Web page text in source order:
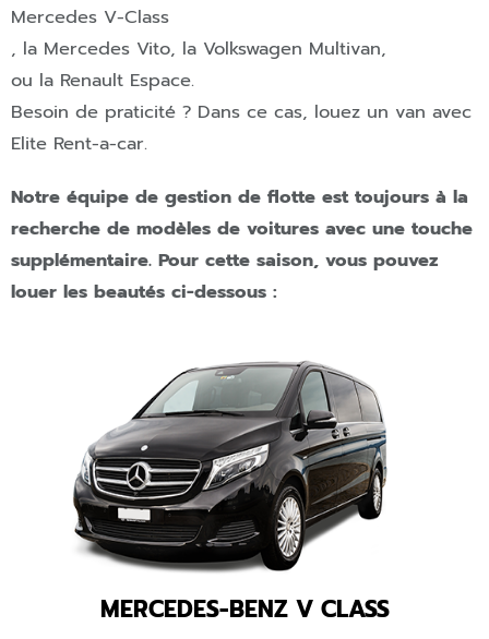
Mercedes V-Class
, la Mercedes Vito, la Volkswagen Multivan,
ou la Renault Espace.
Besoin de praticité ? Dans ce cas, louez un van avec
Elite Rent-a-car.
Notre équipe de gestion de flotte est toujours à la
recherche de modèles de voitures avec une touche
supplémentaire. Pour cette saison, vous pouvez
louer les beautés ci-dessous :
MERCEDES-BENZ V CLASS